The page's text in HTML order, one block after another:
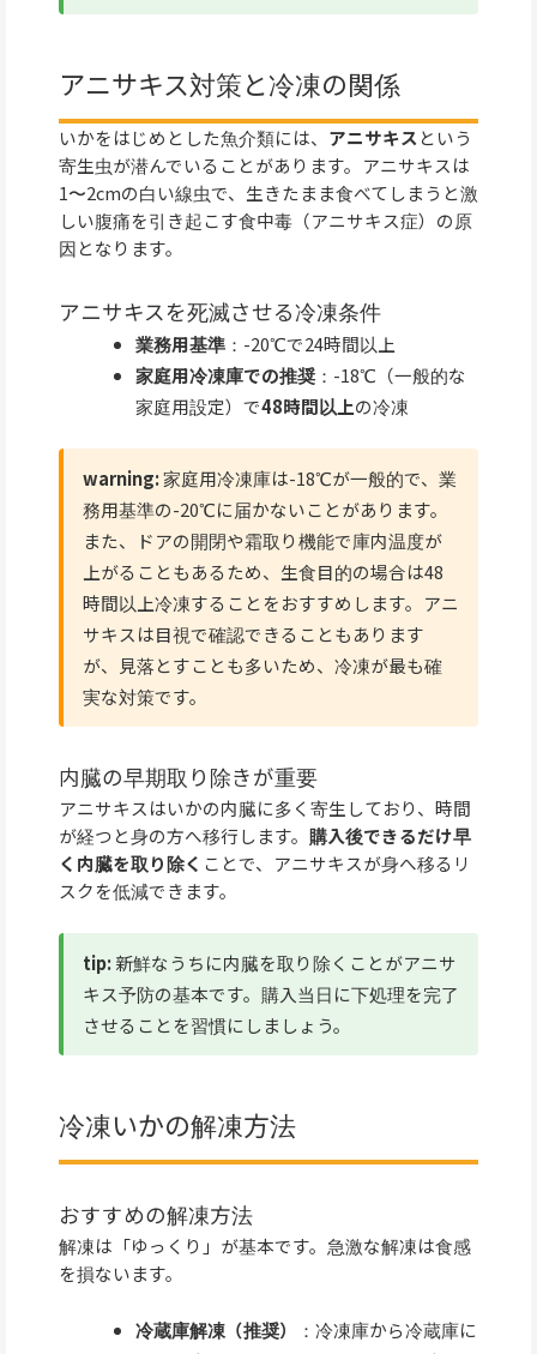
アニサキス対策と冷凍の関係
いかをはじめとした魚介類には、 アニサキスという
寄生虫が潜んでいることがあります。アニサキスは
1〜2cmの白い線虫で、生きたまま食べてしまうと激
しい腹痛を引き起こす食中毒（アニサキス症）の原
因となります。
アニサキスを死滅させる冷凍条件
業務用基準：-20℃で24時間以上
家庭用冷凍庫での推奨：-18℃（一般的な
家庭用設定）で48時間以上の冷凍
warning:家庭用冷凍庫は-18℃が一般的で、業
務用基準の-20℃に届かないことがあります。
また、ドアの開閉や霜取り機能で庫内温度が
上がることもあるため、生食目的の場合は48
時間以上冷凍することをおすすめします。アニ
サキスは目視で確認できることもあります
が、見落とすことも多いため、冷凍が最も確
実な対策です。
内臓の早期取り除きが重要
アニサキスはいかの内臓に多く寄生しており、時間
が経つと身の方へ移行します。 購入後できるだけ早
く内臓を取り除く ことで、アニサキスが身へ移るリ
スクを低減できます。
tip:新鮮なうちに内臓を取り除くことがアニサ
キス予防の基本です。購入当日に下処理を完了
させることを習慣にしましょう。
冷凍いかの解凍方法
おすすめの解凍方法
解凍は「ゆっくり」が基本です。急激な解凍は食感
を損ないます。
冷蔵庫解凍（推奨）
：冷凍庫から冷蔵庫に